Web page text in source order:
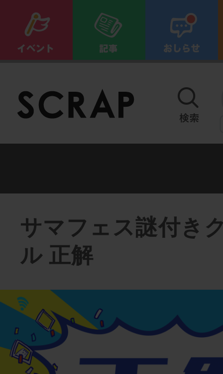
サマフェス謎付き
ル 正解